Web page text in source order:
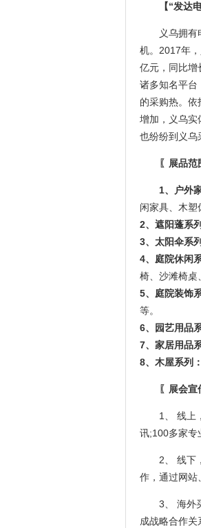
【“发达
义乌拥
机。2017年
亿元，同比增
诸多知名平台
的采购热。
增加，义乌实
也纷纷到义乌
〖展品范
1、户外
闲家具、木塑
2、遮阳蓬系
3、太阳伞系
4、庭院休闲
椅、沙滩椅桌
5、庭院装饰
等。
6、园艺用品
7、家居用品
8、木屋系列：
〖展会宣
1、 线上
讯;100多家专
2、 线下
作，通过网站
3、 海外
成战略合作关